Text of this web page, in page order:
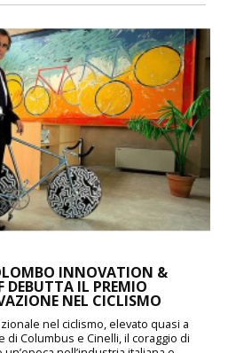
INNOVATION &
DEBUTTA IL PREMIO
NEL CICLISMO
nel ciclismo, elevato quasi a
di Columbus e Cinelli, il coraggio di